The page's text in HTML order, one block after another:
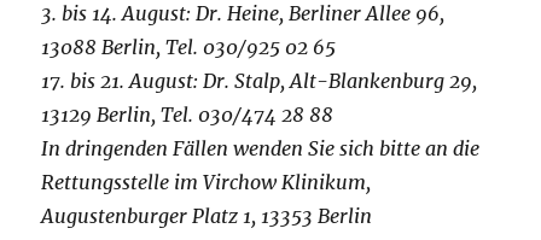
3. bis 14. August: Dr. Heine, Berliner Allee 96,
13088 Berlin, Tel. 030/925 02 65
17. bis 21. August: Dr. Stalp, Alt-Blankenburg 29,
13129 Berlin, Tel. 030/474 28 88
In dringenden Fällen wenden Sie sich bitte an die
Rettungsstelle im Virchow Klinikum,
Augustenburger Platz 1, 13353 Berlin